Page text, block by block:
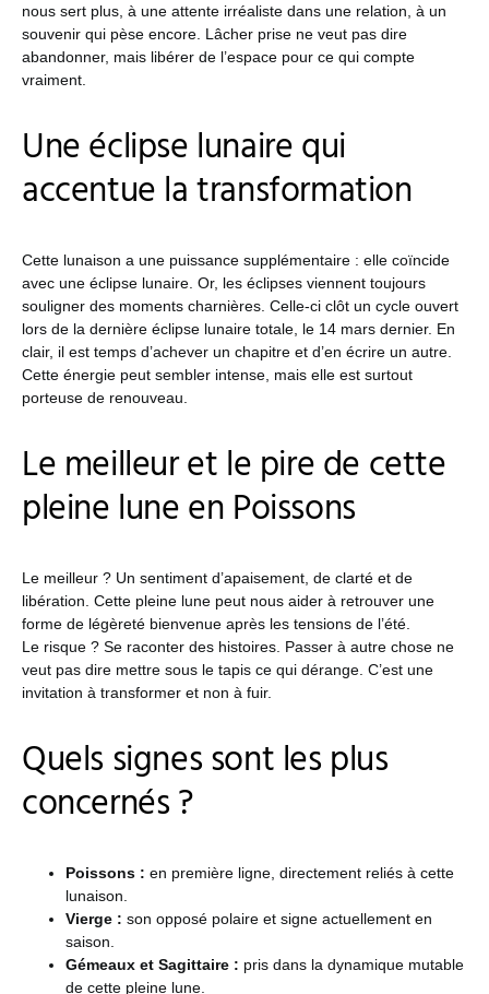
nous sert plus, à une attente irréaliste dans une relation, à un
souvenir qui pèse encore. Lâcher prise ne veut pas dire
abandonner, mais libérer de l’espace pour ce qui compte
vraiment.
Une éclipse lunaire qui
accentue la transformation
Cette lunaison a une puissance supplémentaire : elle coïncide
avec une éclipse lunaire. Or, les éclipses viennent toujours
souligner des moments charnières. Celle-ci clôt un cycle ouvert
lors de la dernière éclipse lunaire totale, le 14 mars dernier. En
clair, il est temps d’achever un chapitre et d’en écrire un autre.
Cette énergie peut sembler intense, mais elle est surtout
porteuse de renouveau.
Le meilleur et le pire de cette
pleine lune en Poissons
Le meilleur ? Un sentiment d’apaisement, de clarté et de
libération. Cette pleine lune peut nous aider à retrouver une
forme de légèreté bienvenue après les tensions de l’été.
Le risque ? Se raconter des histoires. Passer à autre chose ne
veut pas dire mettre sous le tapis ce qui dérange. C’est une
invitation à transformer et non à fuir.
Quels signes sont les plus
concernés ?
Poissons : en première ligne, directement reliés à cette
lunaison.
Vierge : son opposé polaire et signe actuellement en
saison.
Gémeaux et Sagittaire : pris dans la dynamique mutable
de cette pleine lune.